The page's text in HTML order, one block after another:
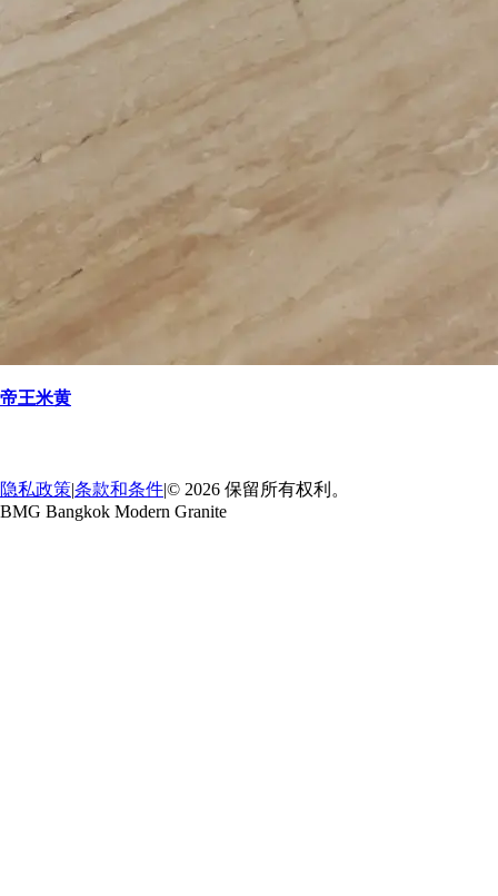
帝王米黄
隐私政策|条款和条件|© 2026 保留所有权利。
BMG Bangkok Modern Granite